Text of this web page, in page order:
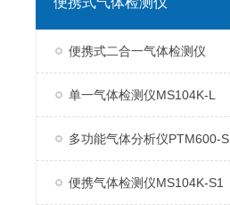
便携式二合一气体检测仪
单一气体检测仪MS104K-L
多功能气体分析仪PTM600-S
便携气体检测仪MS104K-S1